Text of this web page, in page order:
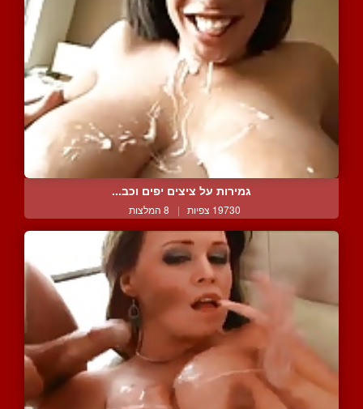
גמירות על ציצים יפים וכב...
19730 צפיות | 8 המלצות